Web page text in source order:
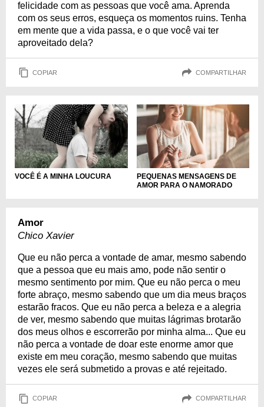
felicidade com as pessoas que você ama. Aprenda
com os seus erros, esqueça os momentos ruins. Tenha
em mente que a vida passa, e o que você vai ter
aproveitado dela?
COPIAR COMPARTILHAR
VOCÊ É A MINHA LOUCURA
PEQUENAS MENSAGENS DE
AMOR PARA O NAMORADO
Amor
Chico Xavier
Que eu não perca a vontade de amar, mesmo sabendo
que a pessoa que eu mais amo, pode não sentir o
mesmo sentimento por mim. Que eu não perca o meu
forte abraço, mesmo sabendo que um dia meus braços
estarão fracos. Que eu não perca a beleza e a alegria
de ver, mesmo sabendo que muitas lágrimas brotarão
dos meus olhos e escorrerão por minha alma... Que eu
não perca a vontade de doar este enorme amor que
existe em meu coração, mesmo sabendo que muitas
vezes ele será submetido a provas e até rejeitado.
COPIAR COMPARTILHAR